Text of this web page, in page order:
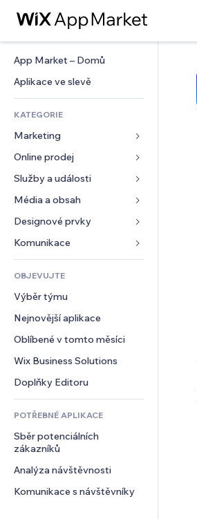
App Market – Domů
Aplikace ve slevě
KATEGORIE
Marketing
Reklamy
Mobilní zařízení
Analytika
Výpisy webu
E‑mail
Online prodej
Aplikace pro obchody
Doprava a doručení
Tlačítka pro prodej
Účetnictví
Kupóny a věrnostní programy
Skladování
Jídlo a nápoje
Služby a události
Ubytování
Události
Restaurace
Nemovitosti
Rezervace
Média a obsah
Galerie
Hudba
Podcasty
Fotografie
Video
PDF
Sdílení souborů
Novinky
Designové prvky
Mapy a navigace
Soukromí a bezpečnost
Hodiny
Šablony stránek
Efekty pro obrázky
Tlačítka a nabídky
Bannery a odznaky
Kalkulačky
Vyhledávání
Počasí
Tabulky a grafy
Formuláře
Ankety
Chat
Komentáře
Telefon
Komunita
Reference a recenze
CRM
OBJEVUJTE
Výběr týmu
Nejnovější aplikace
Oblíbené v tomto měsíci
Wix Business Solutions
Doplňky Editoru
POTŘEBNÉ APLIKACE
Sběr potenciálních
zákazníků
Analýza návštěvnosti
Komunikace s návštěvníky